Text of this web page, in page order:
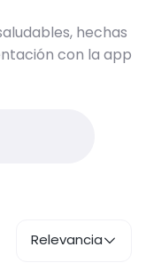
hechas
con la app
Relevancia